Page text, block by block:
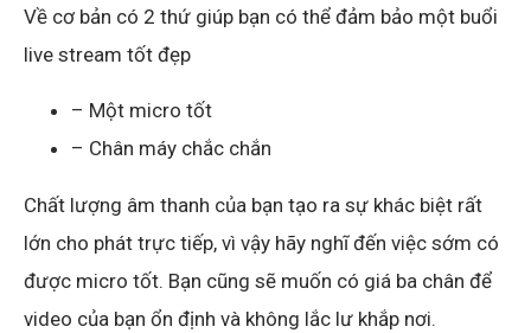
Về cơ bản có 2 thứ giúp bạn có thể đảm bảo một buổi
live stream tốt đẹp
– Một micro tốt
– Chân máy chắc chắn
Chất lượng âm thanh của bạn tạo ra sự khác biệt rất
lớn cho phát trực tiếp, vì vậy hãy nghĩ đến việc sớm có
được micro tốt. Bạn cũng sẽ muốn có giá ba chân để
video của bạn ổn định và không lắc lư khắp nơi.